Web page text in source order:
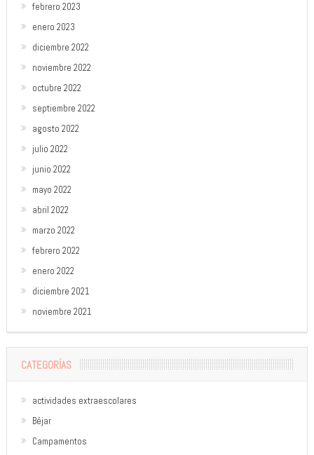
febrero 2023
enero 2023
diciembre 2022
noviembre 2022
octubre 2022
septiembre 2022
agosto 2022
julio 2022
junio 2022
mayo 2022
abril 2022
marzo 2022
febrero 2022
enero 2022
diciembre 2021
noviembre 2021
CATEGORÍAS
actividades extraescolares
Béjar
Campamentos